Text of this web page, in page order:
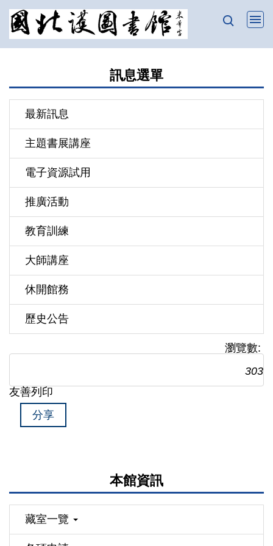
跳
到
訊息選單
最新訊息
主題書展講座
電子資源試用
推廣活動
教育訓練
大師講座
休開館務
歷史公告
瀏覽數:
303
友善列印
分享
本館資訊
藏室一覽